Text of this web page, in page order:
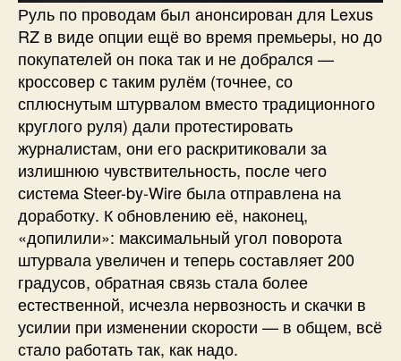
Руль по проводам был анонсирован для Lexus
RZ в виде опции ещё во время премьеры, но до
покупателей он пока так и не добрался —
кроссовер с таким рулём (точнее, со
сплюснутым штурвалом вместо традиционного
круглого руля) дали протестировать
журналистам, они его раскритиковали за
излишнюю чувствительность, после чего
система Steer-by-Wire была отправлена на
доработку. К обновлению её, наконец,
«допилили»: максимальный угол поворота
штурвала увеличен и теперь составляет 200
градусов, обратная связь стала более
естественной, исчезла нервозность и скачки в
усилии при изменении скорости — в общем, всё
стало работать так, как надо.